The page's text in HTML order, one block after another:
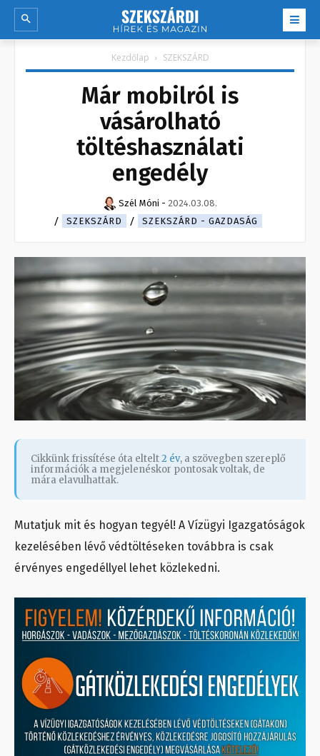
Kezdőlap SZEKSZÁRD
Már mobilról is
vásárolható
töltéshasználati
engedély
Szél Móni - 2024.03.08.
SZEKSZÁRD
SZEKSZÁRD - GAZDASÁG
Cikkünk frissítése óta eltelt2 év, a szövegben szereplő
információk a megjelenéskor pontosak voltak, de
mára elavulhattak.
Mutatjuk mit és hogyan tegyél! A Vízügyi Igazgatóságok
kezelésében lévő védtöltéseken továbbra is csak
érvényes engedéllyel lehet közlekedni.